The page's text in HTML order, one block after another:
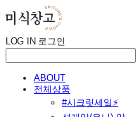
LOG IN 로그인
ABOUT
전체상품
#시크릿세일⚡